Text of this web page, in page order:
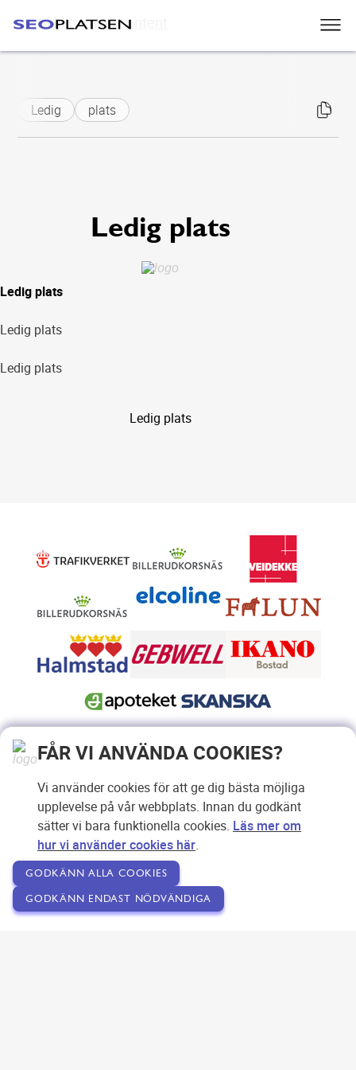
Skip to main content
Ledig plats
Ledig plats
Ledig plats
Ledig plats
Ledig plats
Ledig plats
FÅR VI ANVÄNDA COOKIES?
Vi använder cookies för att ge dig bästa möjliga
upplevelse på vår webbplats. Innan du godkänt
sätter vi bara funktionella cookies. Läs mer om
hur vi använder cookies här.
GODKÄNN ALLA COOKIES
GODKÄNN ENDAST NÖDVÄNDIGA